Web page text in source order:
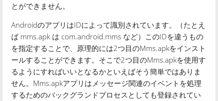
とができません。
AndroidのアプリはIDによって識別されています。（たとえ
ば mms.apk は com.android.mms など）このIDを違うもの
を指定することで、原理的には2つ目のMms.apkをインスト
ールすることができます。そこで2つ目のMms.apkを使用す
るようにすればいいとなるかといえばそう簡単ではありま
せん。Mms.apkアプリはメッセージ関連のイベントを処理
するためのバックグランドプロセスとしても登録されてい